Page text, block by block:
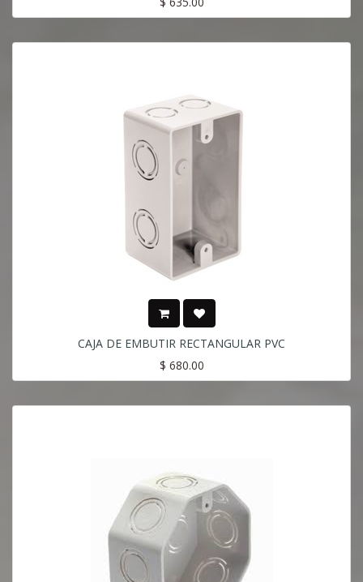
CAJA DE EMBUTIR RECTANGULAR PVC
$ 680.00